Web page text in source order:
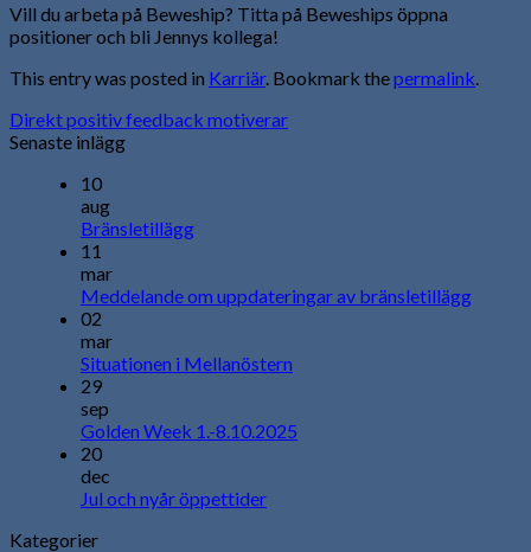
Vill du arbeta på Beweship? Titta på Beweships öppna
positioner och bli Jennys kollega!
This entry was posted in Karriär. Bookmark thepermalink.
Direkt positiv feedback motiverar
Senaste inlägg
10
aug
Bränsletillägg
11
mar
Meddelande om uppdateringar av bränsletillägg
02
mar
Situationen i Mellanöstern
29
sep
Golden Week 1.-8.10.2025
20
dec
Jul och nyår öppettider
Kategorier